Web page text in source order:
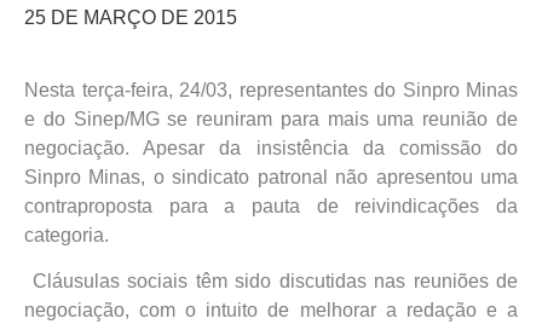
25 DE MARÇO DE 2015
Nesta terça-feira, 24/03, representantes do Sinpro Minas
e do Sinep/MG se reuniram para mais uma reunião de
negociação. Apesar da insistência da comissão do
Sinpro Minas, o sindicato patronal não apresentou uma
contraproposta para a pauta de reivindicações da
categoria.
Cláusulas sociais têm sido discutidas nas reuniões de
negociação, com o intuito de melhorar a redação e a